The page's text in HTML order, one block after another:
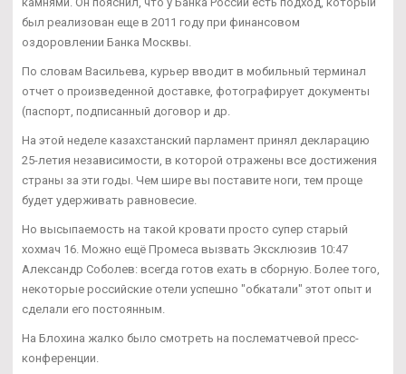
был реализован еще в 2011 году при финансовом
оздоровлении Банка Москвы.
По словам Васильева, курьер вводит в мобильный терминал
отчет о произведенной доставке, фотографирует документы
(паспорт, подписанный договор и др.
На этой неделе казахстанский парламент принял декларацию
25-летия независимости, в которой отражены все достижения
страны за эти годы. Чем шире вы поставите ноги, тем проще
будет удерживать равновесие.
Но высыпаемость на такой кровати просто супер старый
хохмач 16. Можно ещё Промеса вызвать Эксклюзив 10:47
Александр Соболев: всегда готов ехать в сборную. Более того,
некоторые российские отели успешно "обкатали" этот опыт и
сделали его постоянным.
На Блохина жалко было смотреть на послематчевой пресс-
конференции.